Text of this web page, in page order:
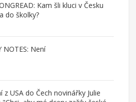
Kam šli kluci v Česku
do školky?
NOTES: Není
z USA do Čech novinářky Julie